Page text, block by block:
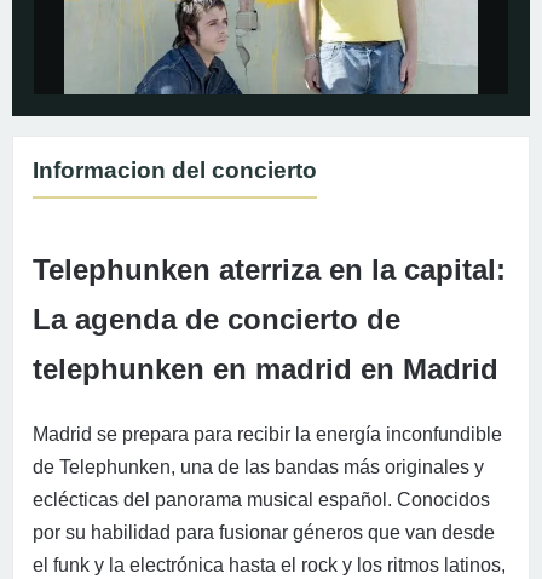
Informacion del concierto
Telephunken aterriza en la capital:
La agenda de concierto de
telephunken en madrid en Madrid
Madrid se prepara para recibir la energía inconfundible
de Telephunken, una de las bandas más originales y
eclécticas del panorama musical español. Conocidos
por su habilidad para fusionar géneros que van desde
el funk y la electrónica hasta el rock y los ritmos latinos,